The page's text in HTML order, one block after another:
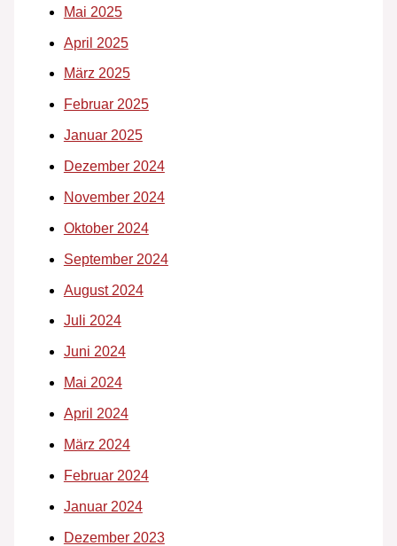
Mai 2025
April 2025
März 2025
Februar 2025
Januar 2025
Dezember 2024
November 2024
Oktober 2024
September 2024
August 2024
Juli 2024
Juni 2024
Mai 2024
April 2024
März 2024
Februar 2024
Januar 2024
Dezember 2023